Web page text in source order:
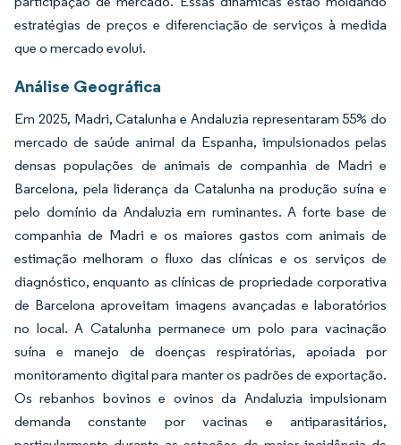
estratégias de preços e diferenciação de serviços à medida
que o mercado evolui.
Análise Geográfica
Em 2025, Madri, Catalunha e Andaluzia representaram 55% do
mercado de saúde animal da Espanha, impulsionados pelas
densas populações de animais de companhia de Madri e
Barcelona, pela liderança da Catalunha na produção suína e
pelo domínio da Andaluzia em ruminantes. A forte base de
companhia de Madri e os maiores gastos com animais de
estimação melhoram o fluxo das clínicas e os serviços de
diagnóstico, enquanto as clínicas de propriedade corporativa
de Barcelona aproveitam imagens avançadas e laboratórios
no local. A Catalunha permanece um polo para vacinação
suína e manejo de doenças respiratórias, apoiada por
monitoramento digital para manter os padrões de exportação.
Os rebanhos bovinos e ovinos da Andaluzia impulsionam
demanda constante por vacinas e antiparasitários,